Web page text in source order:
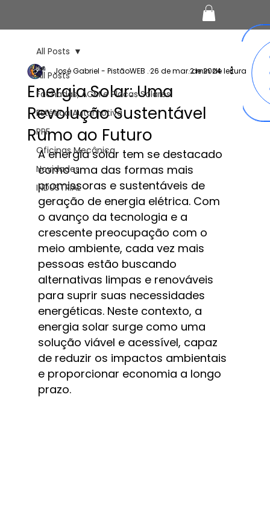
All Posts
Fachadas, ACM e Placas Solares
Estética Automotiva
PPF
Oficinas Mecânica
Novidades
INDUSTRIAL
All Posts
Energia Solar: Uma
Revolução Sustentável
Rumo ao Futuro
José Gabriel - PistãoWEB .26 de mar. de 2024
2 min de leitura
A energia solar tem se destacado
como uma das formas mais
promissoras e sustentáveis de
geração de energia elétrica. Com
o avanço da tecnologia e a
crescente preocupação com o
meio ambiente, cada vez mais
pessoas estão buscando
alternativas limpas e renováveis
para suprir suas necessidades
energéticas. Neste contexto, a
energia solar surge como uma
solução viável e acessível, capaz
de reduzir os impactos ambientais
e proporcionar economia a longo
prazo.